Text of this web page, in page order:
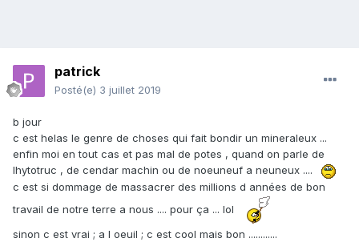
patrick
Posté(e) 3 juillet 2019
b jour
c est helas le genre de choses qui fait bondir un mineraleux ...
enfin moi en tout cas et pas mal de potes , quand on parle de
lhytotruc , de cendar machin ou de noeuneuf a neuneux ....
c est si dommage de massacrer des millions d années de bon
travail de notre terre a nous .... pour ça ... lol
sinon c est vrai ; a l oeuil ; c est cool mais bon ............